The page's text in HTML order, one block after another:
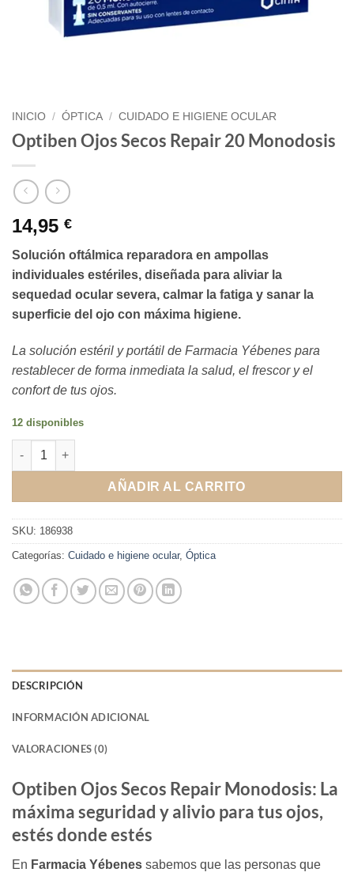
INICIO / ÓPTICA / CUIDADO E HIGIENE OCULAR
Optiben Ojos Secos Repair 20 Monodosis
14,95 €
Solución oftálmica reparadora en ampollas
individuales estériles, diseñada para aliviar la
sequedad ocular severa, calmar la fatiga y sanar la
superficie del ojo con máxima higiene.
La solución estéril y portátil de Farmacia Yébenes para
restablecer de forma inmediata la salud, el frescor y el
confort de tus ojos.
12 disponibles
Optiben Ojos Secos Repair 20 Monodosis cantidad
AÑADIR AL CARRITO
SKU: 186938
Categorías: Cuidado e higiene ocular, Óptica
DESCRIPCIÓN
INFORMACIÓN ADICIONAL
VALORACIONES (0)
Optiben Ojos Secos Repair Monodosis: La
máxima seguridad y alivio para tus ojos,
estés donde estés
En Farmacia Yébenes sabemos que las personas que